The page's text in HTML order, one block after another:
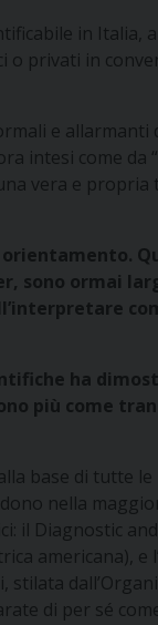
in Italia,
o privati in
e
intesi come da
vera e
sono ormai
ha
più come
base di tutte
nella
il Diagnostic
americana), e
di per sé